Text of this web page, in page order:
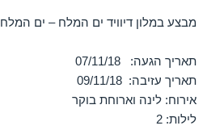
מבצע במלון דיוויד ים המלח – ים המלח
תאריך הגעה: 07/11/18
תאריך עזיבה: 09/11/18
אירוח: לינה וארוחת בוקר
לילות: 2